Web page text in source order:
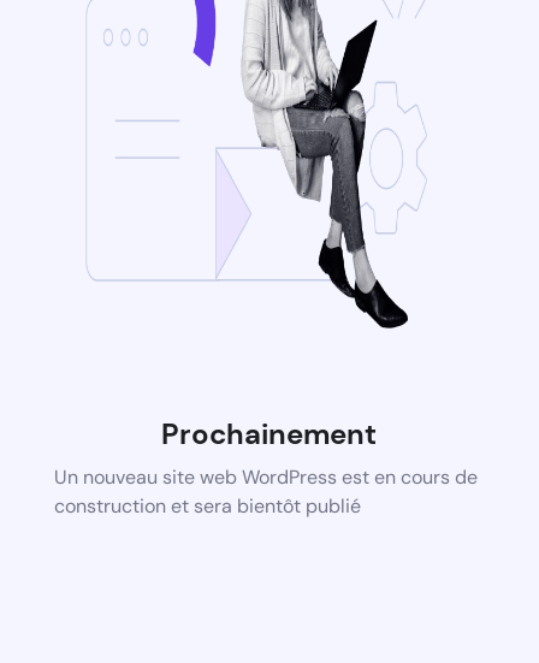
Prochainement
Un nouveau site web WordPress est en cours de
construction et sera bientôt publié